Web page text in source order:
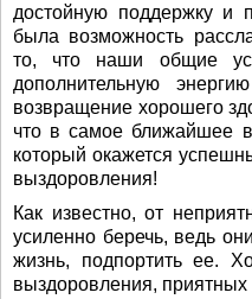
достойную поддержку и
была возможность
то, что наши общие
дополнительную
возвращение хорошего
что в самое ближайшее
который окажется
выздоровления!
Как известно, от
усиленно беречь, ведь
жизнь, подпортить ее.
выздоровления,